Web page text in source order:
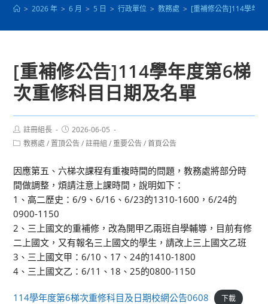
> 2026 年 > 6 月 > 5 日 > 行政單位 > 教務處 > [重補修公告]114學年
[重補修公告]114學年度第6梯
次重修科目日期及名單
Post
author:
註冊組長
Post
published:
2026-06-05
Post教務處 / 置頂公告 / 註冊組 / 重要公告 / 首頁公告
因應第五、六梯次課程有重複時間的問題，教務處將部分時
間做調整，煩請注意上課時間，說明如下：
1、高二歷史：6/9、6/16、6/23的1310-1600，6/24的
0900-1150
2、三上國文的重補修，改為開甲乙兩班自學輔導，目前有修
二上國文，又有報名三上國文的學生，請改上三上國文乙班
3、三上國文甲：6/10、17、24的1410-1800
4、三上國文乙：6/11、18、25的0800-1150
114學年度第6梯次重修科目及日期校網公告0608 下載